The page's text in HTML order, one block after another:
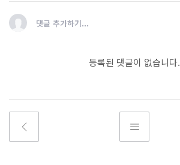
댓글 추가하기...
등록된 댓글이 없습니다.